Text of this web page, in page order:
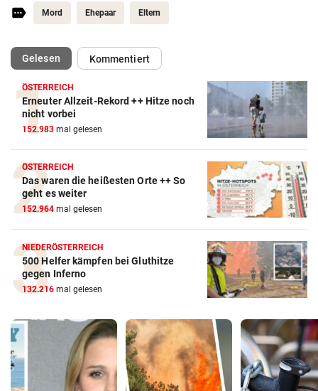
Mord Ehepaar Eltern
Gelesen(ausgewählt)Kommentiert
ÖSTERREICH
Erneuter Allzeit-Rekord ++ Hitze noch
nicht vorbei
152.983 mal gelesen
ÖSTERREICH
Das waren die heißesten Orte ++ So
geht es weiter
152.964 mal gelesen
NIEDERÖSTERREICH
500 Helfer kämpfen bei Gluthitze
gegen Inferno
132.216 mal gelesen